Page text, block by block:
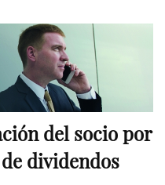
del socio por
dividendos